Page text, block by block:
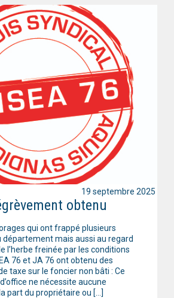
obtenu
qui ont frappé plusieurs
département mais aussi au regard
l’herbe freinée par les conditions
76 et JA 76 ont obtenu des
taxe sur le foncier non bâti : Ce
ne nécessite aucune
part du propriétaire ou […]
19 septembre 2025